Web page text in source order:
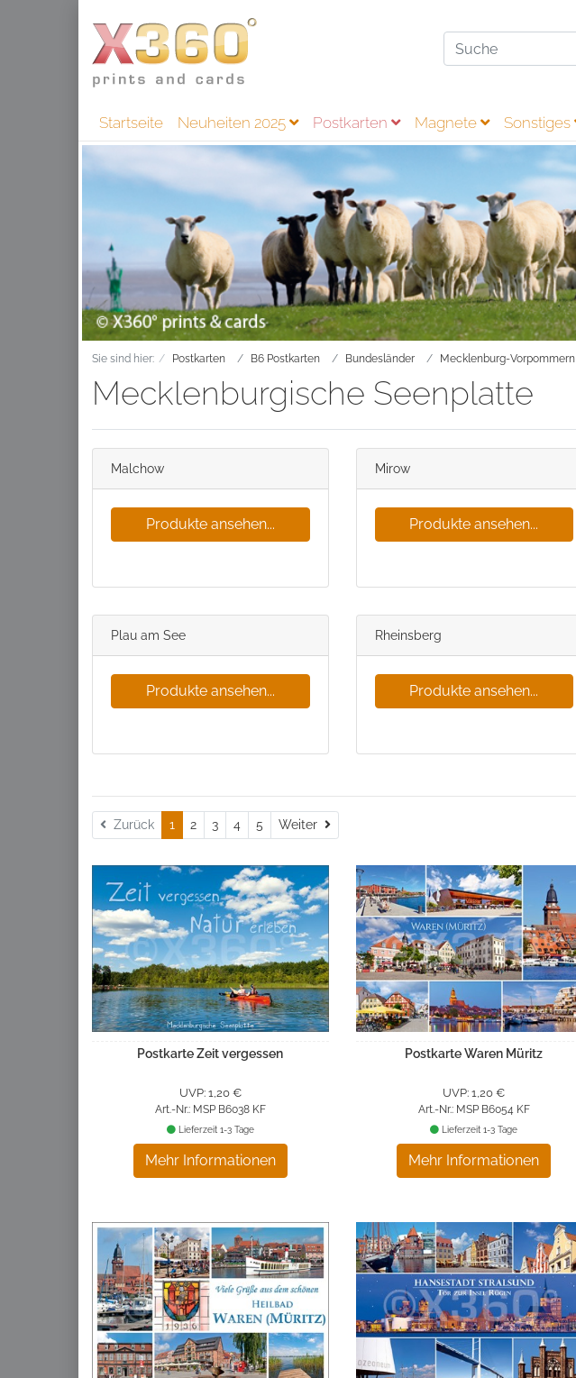
Startseite Neuheiten 2025 Postkarten Magnete Sonstiges
Sie sind hier: Postkarten B6 Postkarten Bundesländer Mecklenburg-Vorpommern
Mecklenburgische Seenplatte
Malchow
Produkte ansehen...
Mirow
Produkte ansehen...
Plau am See
Produkte ansehen...
Rheinsberg
Produkte ansehen...
Zurück 1 2 3 4 5 Weiter Weiter
Postkarte Zeit vergessen
UVP: 1,20 €
Art.-Nr.: MSP B6038 KF
Mehr Informationen
Lieferzeit 1-3 Tage
Postkarte Waren Müritz
UVP: 1,20 €
Art.-Nr.: MSP B6054 KF
Mehr Informationen
Lieferzeit 1-3 Tage